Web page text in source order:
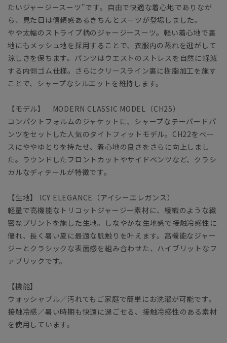
たいジャージースーツ"です。自由で快適な着心地でありなが
ら、見た目は信頼感あるきちんとスーツが登場しました。
やや太幅のストライプ柄のジャージースーツ。軽い着心地で裏
地にもメッシュ地を採用することで、衣服内の蒸れを逃がして
涼しさを保ちます。パンツはウエストのストレスを自然に軽減
する内側ゴム仕様。さらにクリースライン裏に樹脂加工を施す
ことで、シャープなシルエットを維持します。
【モデル】 MODERN CLASSIC MODEL（CH25）
コンパクトフォルムのジャケットに、シャープなテーパードパ
ンツをセットした人気のタイトフィットモデル。CH22をベー
スにややゆとりを持たせ、着心地の良さをさらに向上しまし
た。ラウンドしたフロントカットやサイドベンツなど、クラシ
カルなディテールが特徴です。
【生地】 ICY ELEGANCE（アイシーエレガンス）
軽量で高機能なトリコットジャージー素材に、綾織のような緻
密なプリントを施した生地。しなやかな生地感で接触冷感性に
優れ、長く暑い夏に最適な肌触りを叶えます。高機能なジャー
ジーとクラシックな表面感を組み合わせた、ハイブリットなフ
ァブリックです。
【機能】
ウォッシャブル／汚れてもご家庭で簡単にお洗濯が可能です。
接触冷感／暑い時期も快適に過ごせる、接触冷感性のある素材
を使用しています。